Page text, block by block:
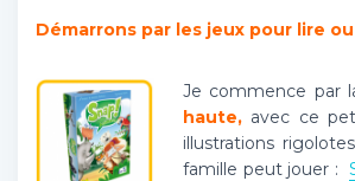
Démarrons par les jeux pour lire
Je commence par
haute, avec ce
illustrations
famille peut jouer :